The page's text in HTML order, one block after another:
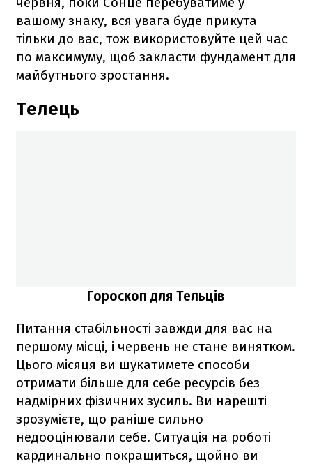
вашому знаку, вся увага буде прикута
тільки до вас, тож використовуйте цей час
по максимуму, щоб закласти фундамент для
майбутнього зростання.
Телець
Гороскоп для Тельців
Питання стабільності завжди для вас на
першому місці, і червень не стане винятком.
Цього місяця ви шукатимете способи
отримати більше для себе ресурсів без
надмірних фізичних зусиль. Ви нарешті
зрозумієте, що раніше сильно
недооцінювали себе. Ситуація на роботі
кардинально покращиться, щойно ви